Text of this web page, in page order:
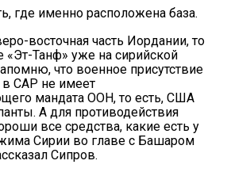
где именно расположена база.
восточная часть Иордании, то
«Эт-Танф» уже на сирийской
что военное присутствие
САР не имеет
мандата ООН, то есть, США
А для противодействия
все средства, какие есть у
Сирии во главе с Башаром
Сипров.